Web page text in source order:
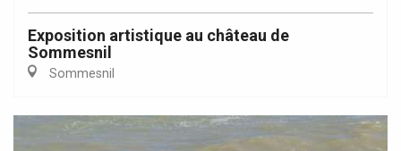
Exposition artistique au château de
Sommesnil
Sommesnil